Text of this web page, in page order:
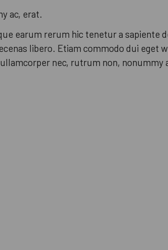
ac, erat.
earum rerum hic tenetur a sapiente
libero. Etiam commodo dui eget
nec, rutrum non, nonummy